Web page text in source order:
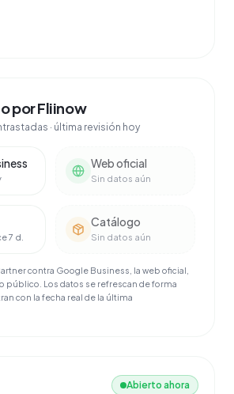
por Fliinow
· última revisión hoy
Web oficial
Sin datos aún
7 d.
Catálogo
Sin datos aún
contra Google Business, la web oficial,
público. Los datos se refrescan de forma
con la fecha real de la última
Abierto ahora